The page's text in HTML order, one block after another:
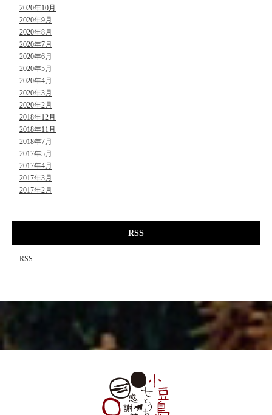
2020年10月
2020年9月
2020年8月
2020年7月
2020年6月
2020年5月
2020年4月
2020年3月
2020年2月
2018年12月
2018年11月
2018年7月
2017年5月
2017年4月
2017年3月
2017年2月
RSS
RSS